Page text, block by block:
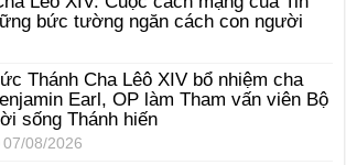
bức tường ngăn cách con người
Thánh Cha Lêô XIV bổ nhiệm cha
Earl, OP làm Tham vấn viên Bộ
sống Thánh hiến
07/08/2026